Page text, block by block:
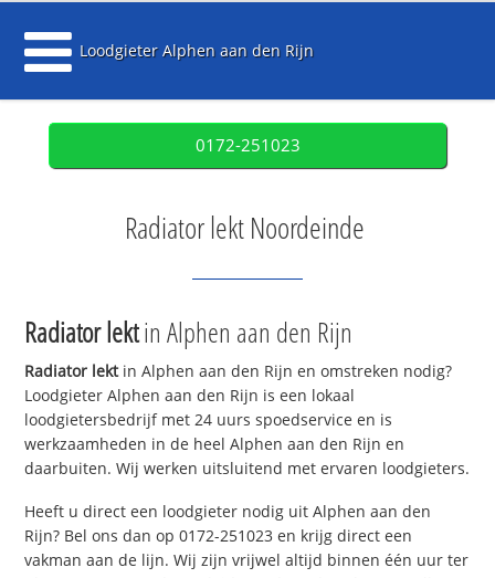
Loodgieter Alphen aan den Rijn
0172-251023
Radiator lekt Noordeinde
Radiator lektin Alphen aan den Rijn
Radiator lektin Alphen aan den Rijn en omstreken nodig?
Loodgieter Alphen aan den Rijn is een lokaal
loodgietersbedrijf met 24 uurs spoedservice en is
werkzaamheden in de heel Alphen aan den Rijn en
daarbuiten. Wij werken uitsluitend met ervaren loodgieters.
Heeft u direct een loodgieter nodig uit Alphen aan den
Rijn? Bel ons dan op 0172-251023 en krijg direct een
vakman aan de lijn. Wij zijn vrijwel altijd binnen één uur ter